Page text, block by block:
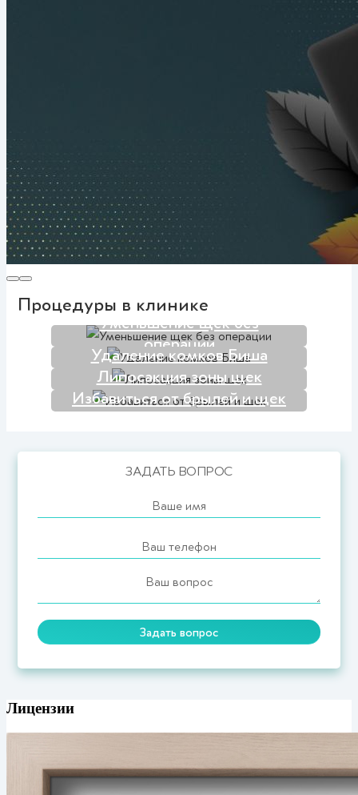
Процедуры в клинике
Уменьшение щек без
операции
Удаление комков Биша
Липосакция зоны щек
Избавиться от брылей и щек
ЗАДАТЬ ВОПРОС
Лицензии